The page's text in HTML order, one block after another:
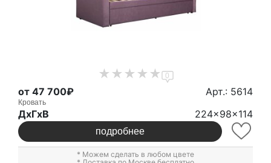
0
от 47 700₽ Арт.: 5614
Кровать
ДxГxВ 224x98x114
подробнее
* Можем сделать в любом цвете